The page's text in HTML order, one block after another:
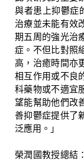
與者患上抑鬱症
治療並未能有效
期五周的強光治
症。不但比對照
高，治癒時間亦
相互作用或不良
科藥物或不適宜
望能幫助他們改
善抑鬱症提供了
泛應用。」
榮潤國教授總結